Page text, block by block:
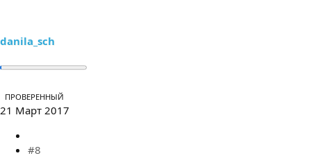
danila_sch
ПРОВЕРЕННЫЙ
21 Март 2017
#8